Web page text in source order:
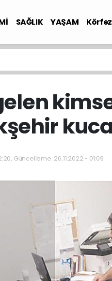
SAĞLIK YAŞAM
Güncelleme: 26.11.2022 - 01:09